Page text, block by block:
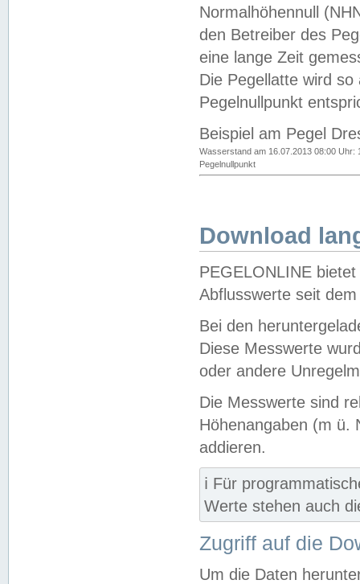
Normalhöhennull
den Betreiber des
eine lange Zeit
Die Pegellatte wird
Pegelnullpunkt
Beispiel am Pegel
Wasserstand am 16.07.2013 08:00 Uhr:
Pegelnullpunkt
Download
PEGELONLINE
Abflusswerte seit
Bei den
Diese Messwerte
oder andere
Die Messwerte sind
Höhenangaben (m ü.
addieren.
ℹ️ Für
Werte stehen auch
Zugriff auf die
Um die Daten